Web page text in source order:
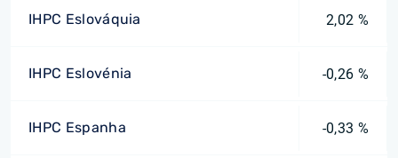
IHPC Eslováquia 2,02 %
IHPC Eslovénia -0,26 %
IHPC Espanha -0,33 %